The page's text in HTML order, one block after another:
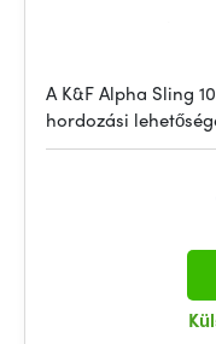
A K&F Alpha Sling
hordozási